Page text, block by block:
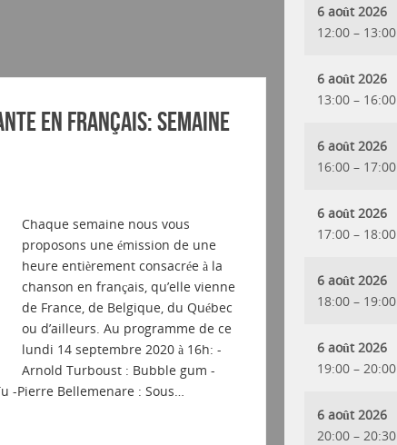
en Français: Semaine
Chaque semaine nous vous
proposons une émission de une
heure entièrement consacrée à la
chanson en français, qu’elle vienne
de France, de Belgique, du Québec
ou d’ailleurs. Au programme de ce
lundi 14 septembre 2020 à 16h: -
Arnold Turboust : Bubble gum -
-Pierre Bellemenare : Sous…
6 août 2026
12:00 – 13:00
6 août 2026
13:00 – 16:00
6 août 2026
16:00 – 17:00
6 août 2026
17:00 – 18:00
6 août 2026
18:00 – 19:00
6 août 2026
19:00 – 20:00
6 août 2026
20:00 – 20:30